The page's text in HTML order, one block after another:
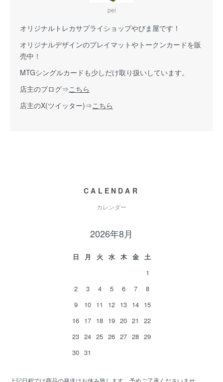
pei
オリジナルトレカサプライショップやびま屋です！
オリジナルデザインのプレイマットやトークンカードを販
売中！
MTGシングルカードも少しだけ取り扱いしています。
店主のブログ⇒こちら
店主のX(ツイッター)⇒こちら
CALENDAR
カレンダー
2026年8月
日 月 火 水 木 金
土
1
2
3 4 5 6 7
8
9
10 11 12 13 14 15
16 17 18 19 20 21
22
23 24 25 26 27 28 29
30 31
上記日程では商品の発送はお休み致します。予めご了承くださいませ。